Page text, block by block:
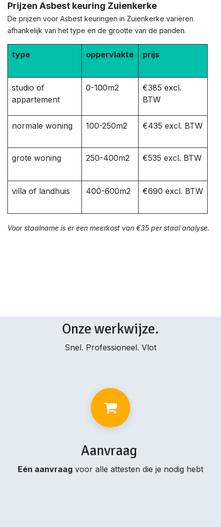
Prijzen Asbest keuring Zuienkerke
De prijzen voor Asbest keuringen in Zuienkerke variëren
afhankelijk van het type en de grootte van de panden.
type oppervlakte prijs
studio of
appartement
0-100m2
€385 excl.
BTW
normale woning 100-250m2 €435 excl. BTW
grote woning 250-400m2 €535 excl. BTW
villa of landhuis 400-600m2 €690 excl. BTW
Voor staalname is er een meerkost van €35 per staal analyse.
Onze werkwijze.
Snel. Professioneel. Vlot
Aanvraag
Eén aanvraag voor alle attesten die je nodig hebt